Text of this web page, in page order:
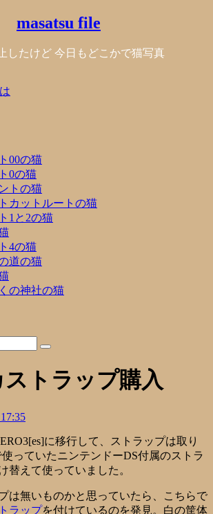
masatsu file
したけど 今日もどこかで猫写真
00の猫
0の猫
トの猫
カットルートの猫
1と2の猫
4の猫
道の猫
の神社の猫
トラップ購入
に移行して、ストラップは取り
っていたニンテンドーDS付属のストラ
替えて使っていました。
は無いものかと思っていたら、 こちらで
ラップを付けているのを発見。白の筐体